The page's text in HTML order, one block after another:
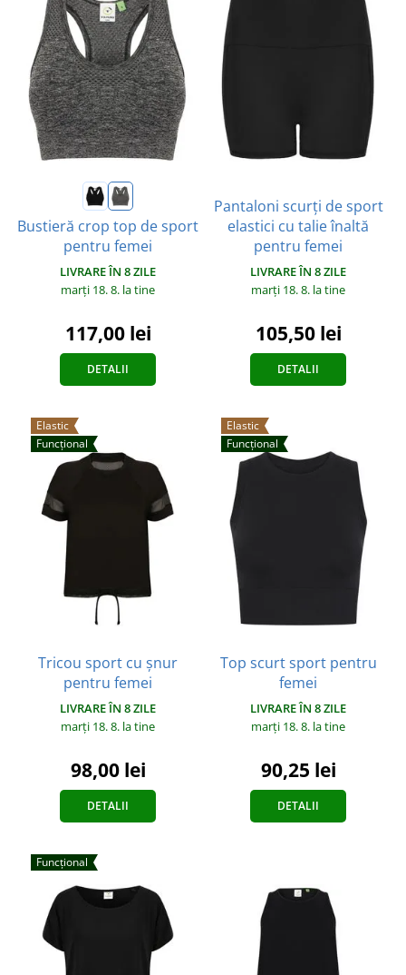
Bustieră crop top de sport
pentru femei
LIVRARE ÎN 8 ZILE
marți 18. 8. la tine
117,00 lei
DETALII
Pantaloni scurți de sport
elastici cu talie înaltă
pentru femei
LIVRARE ÎN 8 ZILE
marți 18. 8. la tine
105,50 lei
DETALII
Elastic
Funcțional
Tricou sport cu șnur
pentru femei
LIVRARE ÎN 8 ZILE
marți 18. 8. la tine
98,00 lei
DETALII
Elastic
Funcțional
Top scurt sport pentru
femei
LIVRARE ÎN 8 ZILE
marți 18. 8. la tine
90,25 lei
DETALII
Funcțional